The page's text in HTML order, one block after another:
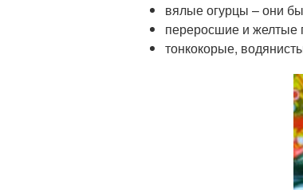
вялые огурцы – они
переросшие и желтые
тонкокорые,